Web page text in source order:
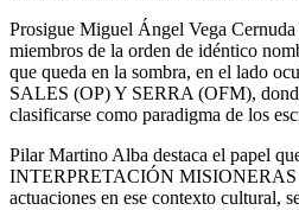
Prosigue Miguel Ángel Vega
miembros de la orden de idéntico
que queda en la sombra, en el lado
SALES (OP)Y SERRA (OFM),
clasificarse como paradigma de los
Pilar Martino Alba destaca el papel
INTERPRETACIÓN MISIONERAS
actuaciones en ese contexto cultural,